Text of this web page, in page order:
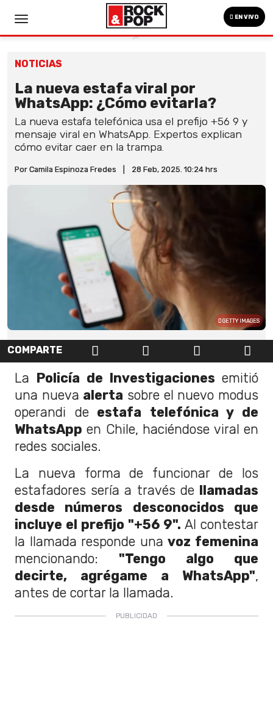
EN VIVO
NOTICIAS
La nueva estafa viral por
WhatsApp: ¿Cómo evitarla?
La nueva estafa telefónica usa el prefijo +56 9 y
mensaje viral en WhatsApp. Expertos explican
cómo evitar caer en la trampa.
Por Camila Espinoza Fredes 28 Feb, 2025. 10:24 hrs
GETTY IMAGES
COMPARTE
La Policía de Investigaciones emitió
una nueva alerta sobre el nuevo modus
operandi deestafa telefónica y de
WhatsApp en Chile, haciéndose viral en
redes sociales.
La nueva forma de funcionar de los
estafadores sería a través de llamadas
desde números desconocidos que
incluye el prefijo "+56 9". Al contestar
la llamada responde unavoz femenina
mencionando: "Tengo algo que
decirte, agrégame a WhatsApp",
antes de cortar la llamada.